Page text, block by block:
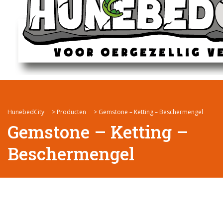
HunebedCity > Producten > Gemstone – Ketting – Beschermengel
Gemstone – Ketting –
Beschermengel